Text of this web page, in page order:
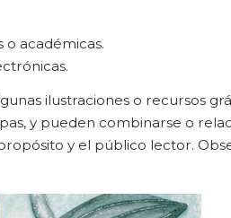
académicas.
ilustraciones o recursos
y pueden combinarse o
y el público lector.